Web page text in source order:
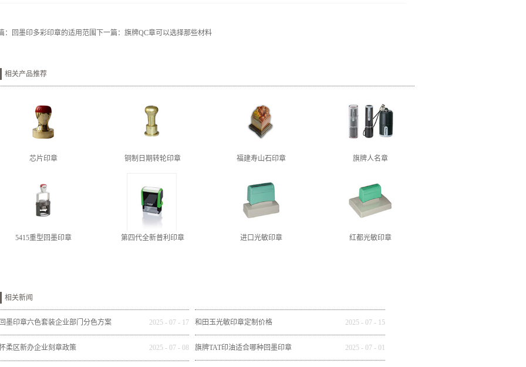
： 回墨印多彩印章的适用范围下一篇：旗牌QC章可以选择那些材料
相关产品推荐
芯片印章 铜制日期转轮印章 福建寿山石印章 旗牌人名章
5415重型回墨印章 第四代全新普利印章 进口光敏印章 红都光敏印章
相关新闻
墨印章六色套装企业部门分色方案 2025 -07 - 17 和田玉光敏印章定制价格 2025 -07 - 15
柔区新办企业刻章政策 2025 -07 -08 旗牌TAT印油适合哪种回墨印章 2025 -07 -01